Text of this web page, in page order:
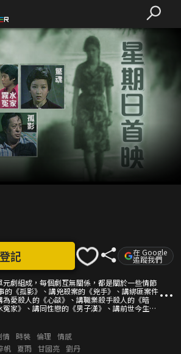
元劇組成，每個劇互無關係，都是關於一些情節
的《孤影》、講兇殺案的《兇手》、講綁匪案件
愛殺人的《心燄》、講職業殺手殺人的《暗
家》、講同性戀的《男子漢》、講前世今生殺
記 在 Google
追蹤我們
情 時裝 倫理
情感
帆 夏雨 甘國亮 劉丹